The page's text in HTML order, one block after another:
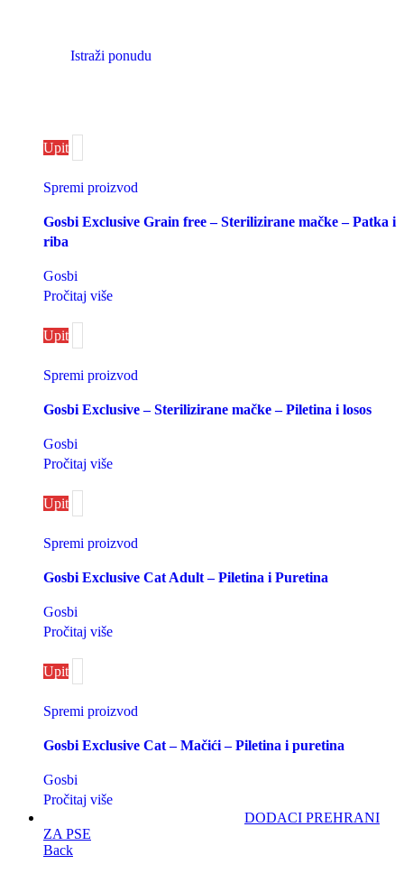
Istraži ponudu
Upit
Spremi proizvod
Gosbi Exclusive Grain free – Sterilizirane mačke – Patka i
riba
Gosbi
Pročitaj više
Upit
Spremi proizvod
Gosbi Exclusive – Sterilizirane mačke – Piletina i losos
Gosbi
Pročitaj više
Upit
Spremi proizvod
Gosbi Exclusive Cat Adult – Piletina i Puretina
Gosbi
Pročitaj više
Upit
Spremi proizvod
Gosbi Exclusive Cat – Mačići – Piletina i puretina
Gosbi
Pročitaj više
DODACI PREHRANI
ZA PSE
Back